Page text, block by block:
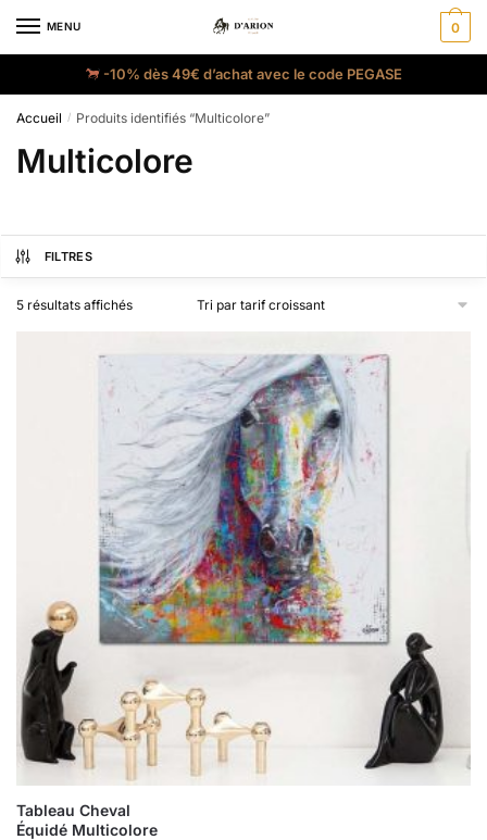
MENU 0
-10% dès 49€ d’achat avec le code PEGASE
Accueil / Produits identifiés “Multicolore”
Multicolore
FILTRES
5 résultats affichés
Tableau Cheval
Équidé Multicolore